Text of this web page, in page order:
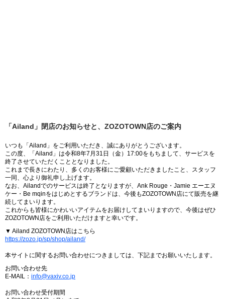
「Ailand」閉店のお知らせと、ZOZOTOWN店のご案内
いつも「Ailand」をご利用いただき、誠にありがとうございます。
この度、「Ailand」は令和8年7月31日（金）17:00をもちまして、サービスを
終了させていただくこととなりました。
これまで長きにわたり、多くのお客様にご愛顧いただきましたこと、スタッフ
一同、心より御礼申し上げます。
なお、Ailandでのサービスは終了となりますが、Ank Rouge・Jamie エーエヌ
ケー・Be mqinをはじめとするブランドは、今後もZOZOTOWN店にて販売を継
続してまいります。
これからも皆様にかわいいアイテムをお届けしてまいりますので、今後はぜひ
ZOZOTOWN店をご利用いただけますと幸いです。
▼ Ailand ZOZOTOWN店はこちら
https://zozo.jp/sp/shop/ailand/
本サイトに関するお問い合わせにつきましては、下記までお願いいたします。
お問い合わせ先
E-MAIL： info@vaxiv.co.jp
お問い合わせ受付期間